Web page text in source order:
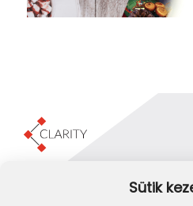
Sütik
Clarity
1145 Budapest,